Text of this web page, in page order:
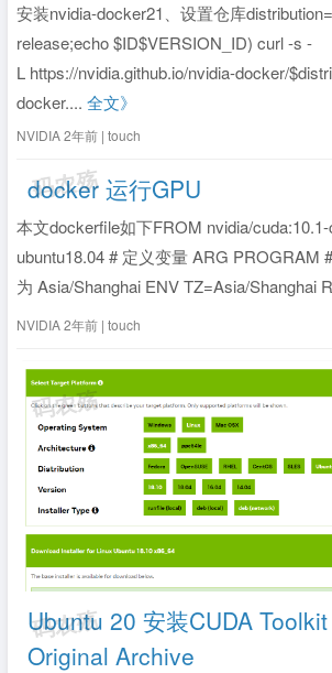
安装nvidia-docker21、设置仓库
release;echo $ID$VERSION_ID) curl -s -
L https://nvidia.github.io/nvidia-docker/
docker....全文》
NVIDIA2年前 | touch
docker 运行GPU
本文dockerfile如下FROM nvidia/
ubuntu18.04 # 定义变量 ARG PROGRAM # 设置时区环境变量
为
NVIDIA2年前 | touch
Ubuntu 20 安装CUDA Toolkit
Original Archive